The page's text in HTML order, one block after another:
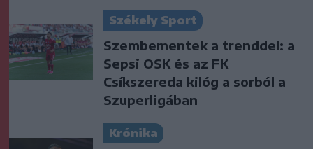
Székely Sport
Szembementek a trenddel: a
Sepsi OSK és az FK
Csíkszereda kilóg a sorból a
Szuperligában
Krónika